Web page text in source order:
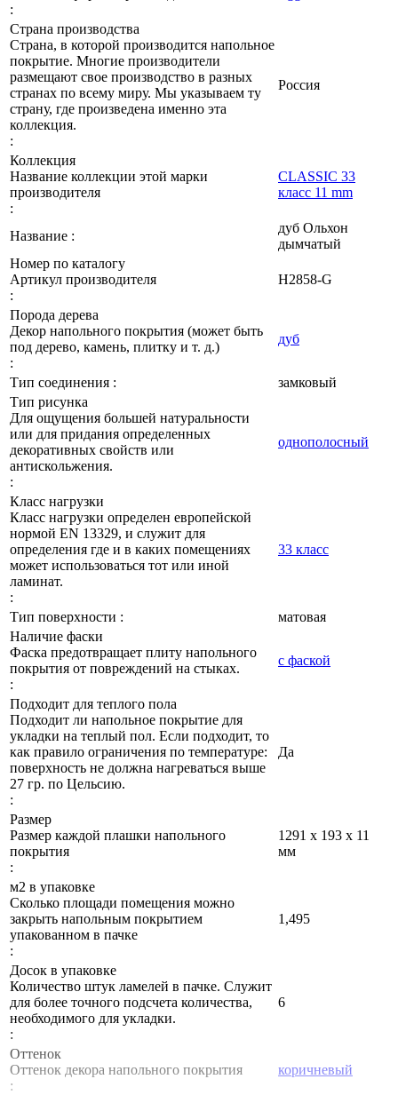
:
Страна производства
Страна, в которой производится напольное
покрытие. Многие производители
размещают свое производство в разных
странах по всему миру. Мы указываем ту
страну, где произведена именно эта
коллекция.
:
Россия
Коллекция
Название коллекции этой марки
производителя
:
CLASSIC 33
класс 11 mm
Название :
дуб Ольхон
дымчатый
Номер по каталогу
Артикул производителя
:
Н2858-G
Порода дерева
Декор напольного покрытия (может быть
под дерево, камень, плитку и т. д.)
:
дуб
Тип соединения :
замковый
Тип рисунка
Для ощущения большей натуральности
или для придания определенных
декоративных свойств или
антискольжения.
:
однополосный
Класс нагрузки
Класс нагрузки определен европейской
нормой EN 13329, и служит для
определения где и в каких помещениях
может использоваться тот или иной
ламинат.
:
33 класс
Тип поверхности :
матовая
Наличие фаски
Фаска предотвращает плиту напольного
покрытия от повреждений на стыках.
:
с фаской
Подходит для теплого пола
Подходит ли напольное покрытие для
укладки на теплый пол. Если подходит, то
как правило ограничения по температуре:
поверхность не должна нагреваться выше
27 гр. по Цельсию.
:
Да
Размер
Размер каждой плашки напольного
покрытия
:
1291 х 193 х 11
мм
м2 в упаковке
Сколько площади помещения можно
закрыть напольным покрытием
упакованном в пачке
:
1,495
Досок в упаковке
Количество штук ламелей в пачке. Служит
для более точного подсчета количества,
необходимого для укладки.
:
6
Оттенок
Оттенок декора напольного покрытия
:
коричневый